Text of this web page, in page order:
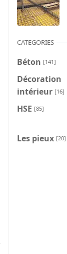
CATEGORIES
Béton [141]
Décoration
intérieur [16]
HSE [85]
Les pieux [20]